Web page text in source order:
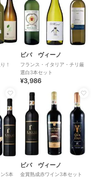
！
ビバ ヴィーノ
フランス・イタリア・チリ厳
選白3本セット
¥3,986
5本
ビバ ヴィーノ
金賞熟成赤ワイン3本セット